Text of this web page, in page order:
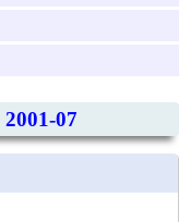
2001-07